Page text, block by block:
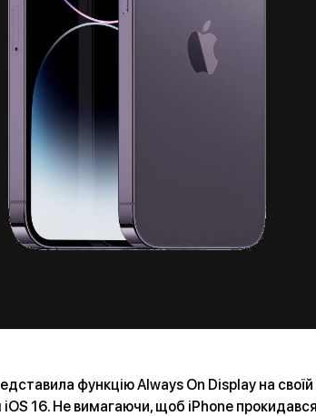
функцію Always On Display на своїй
16. Не вимагаючи, щоб iPhone